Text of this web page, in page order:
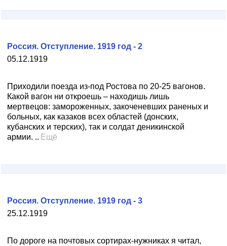
05.12.1919
Россия. Отступление. 1919 год - 2
Приходили поезда из-под Ростова по 20-25 вагонов.
Какой вагон ни откроешь – находишь лишь
мертвецов: замороженных, закоченевших раненых и
больных, как казаков всех областей (донских,
кубанских и терских), так и солдат деникинской
армии. .. Ещё
25.12.1919
Россия. Отступление. 1919 год - 3
По дороге на почтовых сортирах-нужниках я читал,